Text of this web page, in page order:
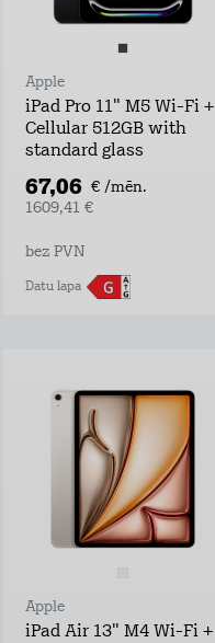
Apple
iPad Pro 11" M5 Wi-Fi +
Cellular 512GB with
standard glass
67,06 € /mēn.
1609,41 €
bez PVN
Datu lapa
Apple
iPad Air 13" M4 Wi-Fi +